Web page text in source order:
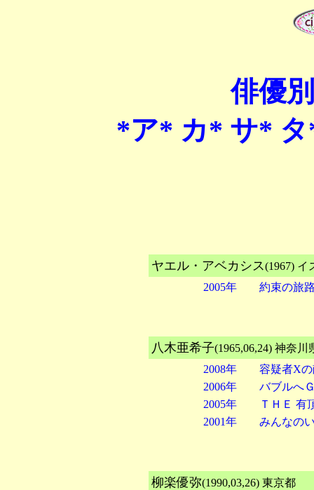
俳優
*ア* カ* サ*
ヤエル・アベカシス(1967)
2005年 約束の旅
八木亜希子(1965,06,24)
2008年 容疑者Xの
2006年 バブルへＧ
2005年 ＴＨＥ 有
2001年 みんなの
柳楽優弥(1990,03,26) 東